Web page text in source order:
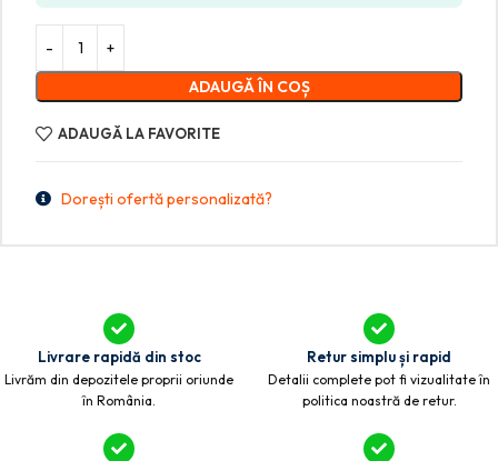
ADAUGĂ ÎN COȘ
ADAUGĂ LA FAVORITE
Dorești ofertă personalizată?
Livrare rapidă din stoc
Livrăm din depozitele proprii oriunde
în România.
Retur simplu și rapid
Detalii complete pot fi vizualitate în
politica noastră de retur.